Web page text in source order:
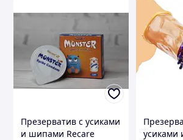
Презерватив с усиками
и шипами Recare
усиками